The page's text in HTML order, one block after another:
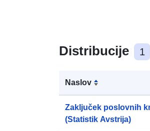
Distribucije 1
Naslov
Zaključek poslovnih
(Statistik Avstrija)